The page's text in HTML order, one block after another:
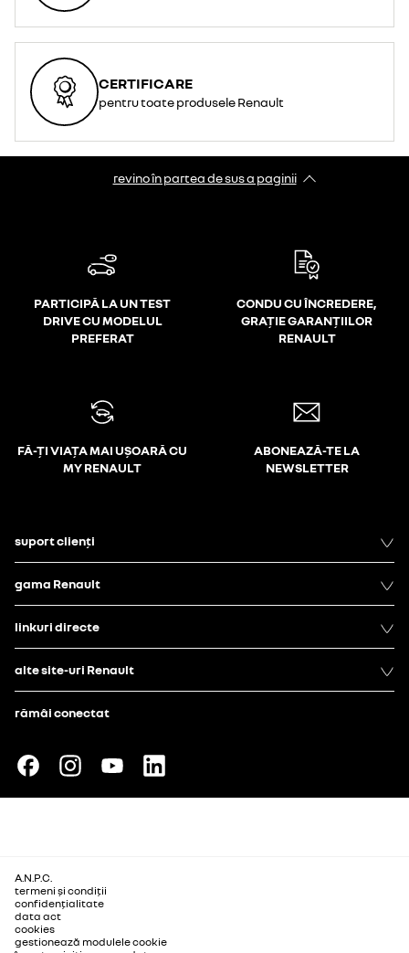
CERTIFICARE
pentru toate produsele Renault
revino în partea de sus a paginii
PARTICIPĂ LA UN TEST
DRIVE CU MODELUL
PREFERAT
CONDU CU ÎNCREDERE,
GRAȚIE GARANȚIILOR
RENAULT
FĂ-ȚI VIAȚA MAI UȘOARĂ CU
MY RENAULT
ABONEAZĂ-TE LA
NEWSLETTER
suport clienți
gama Renault
linkuri directe
alte site-uri Renault
rămâi conectat
A.N.P.C.
termeni și condiții
confidențialitate
data act
cookies
gestionează modulele cookie